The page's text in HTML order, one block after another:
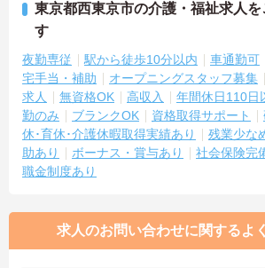
東京都西東京市の介護・福祉求人
す
夜勤専従 駅から徒歩10分以内 車通勤可
宅手当・補助
オープニングスタッフ募集
求人
無資格OK 高収入 年間休日110日
勤のみ
ブランクOK 資格取得サポート
休･育休･介護休暇取得実績あり
残業少な
助あり
ボーナス・賞与あり 社会保険完
職金制度あり
求人のお問い合わせに関するよ